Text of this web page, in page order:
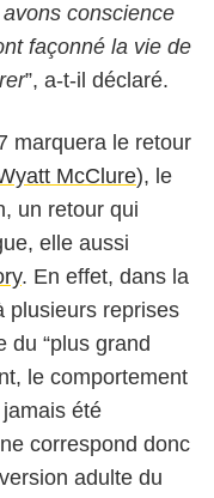
conscience
façonné la vie de
”, a-t-il déclaré.
marquera le retour
McClure), le
un retour qui
elle aussi
. En effet, dans la
plusieurs reprises
du “plus grand
le comportement
jamais été
correspond donc
adulte du